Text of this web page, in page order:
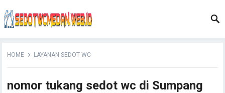
HOME LAYANAN SEDOT WC
nomor tukang sedot wc di Sumpang